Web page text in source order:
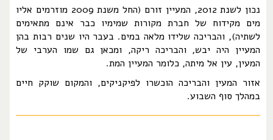
נכון לשנת 2012, המעיין זורם (החל משנת 2009 מוזרמים אליו
מים מקידוח של חברת מקורות שמימיו כבר אינם מתאימים
לשתיה), והבריכה שלידו מלאה במים. בעבר היו שנים רבות בהן
המעיין היה יבש, והבריכה ריקה, ומכאן גם שמו הערבי של
המעין, עין אל מיתה, כלומר המעיין המת.
אזור המעין והבריכה הוכשרו לפיקניקים, והמקום שוקק חיים
במהלך סוף השבוע.